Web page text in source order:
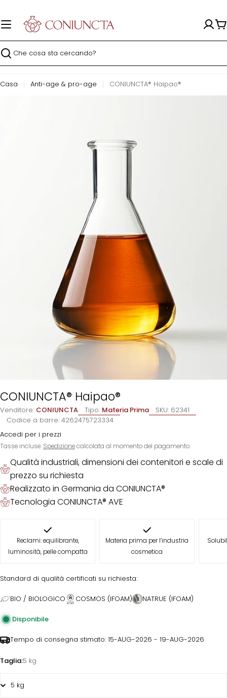
contenuto
Ricerca
Casa Anti-age & pro-age CONIUNCTA® Haipao®
CONIUNCTA® Haipao®
Venditore: CONIUNCTA Tipo: Materia Prima SKU: 62341
Codice a barre: 4262475723334
Accedi per i prezzi
Tasse incluse. Spedizionecalcolata al momento del pagamento.
Qualità industriali, dimensioni dei contenitori e scale di
prezzo su richiesta
Realizzato in Germania da CONIUNCTA®
Tecnologia CONIUNCTA® AVE
Reclami: equilibrante,
luminosità, pelle compatta
Materia prima per l’industria
cosmetica
Standard di qualità certificati su richiesta:
BIO / BIOLOGICO COSMOS (IFOAM) NATRUE (IFOAM)
Disponibile
Tempo di consegna stimato: 15-AUG-2026 - 19-AUG-2026
Taglia:5 kg